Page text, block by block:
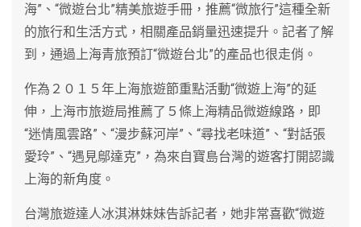
海”、“微遊台北”精美旅遊手冊，推薦“微旅行”這種全新
的旅行和生活方式，相關產品銷量迅速提升。記者了解
到，通過上海青旅預訂“微遊台北”的產品也很走俏。
作為２０１５年上海旅遊節重點活動“微遊上海”的延
伸，上海市旅遊局推薦了５條上海精品微遊線路，即
“迷情風雲路”、“漫步蘇河岸”、“尋找老味道”、“對話張
愛玲”、“遇見鄔達克”，為來自寶島台灣的遊客打開認識
上海的新角度。
台灣旅遊達人冰淇淋妹妹告訴記者，她非常喜歡“微遊